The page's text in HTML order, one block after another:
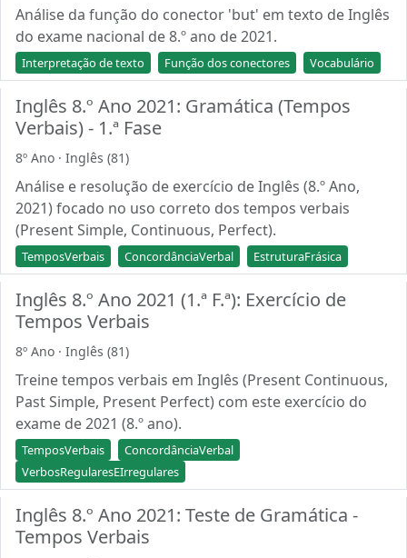
Análise da função do conector 'but' em texto de Inglês
do exame nacional de 8.º ano de 2021.
Interpretação de texto Função dos conectores Vocabulário
Inglês 8.º Ano 2021: Gramática (Tempos
Verbais) - 1.ª Fase
8º Ano · Inglês (81)
Análise e resolução de exercício de Inglês (8.º Ano,
2021) focado no uso correto dos tempos verbais
(Present Simple, Continuous, Perfect).
TemposVerbais ConcordânciaVerbal EstruturaFrásica
Inglês 8.º Ano 2021 (1.ª F.ª): Exercício de
Tempos Verbais
8º Ano · Inglês (81)
Treine tempos verbais em Inglês (Present Continuous,
Past Simple, Present Perfect) com este exercício do
exame de 2021 (8.º ano).
TemposVerbais
ConcordânciaVerbal
VerbosRegularesEIrregulares
Inglês 8.º Ano 2021: Teste de Gramática -
Tempos Verbais